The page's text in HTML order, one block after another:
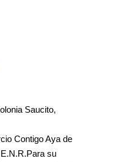
Saucito,
Contigo Aya de
su